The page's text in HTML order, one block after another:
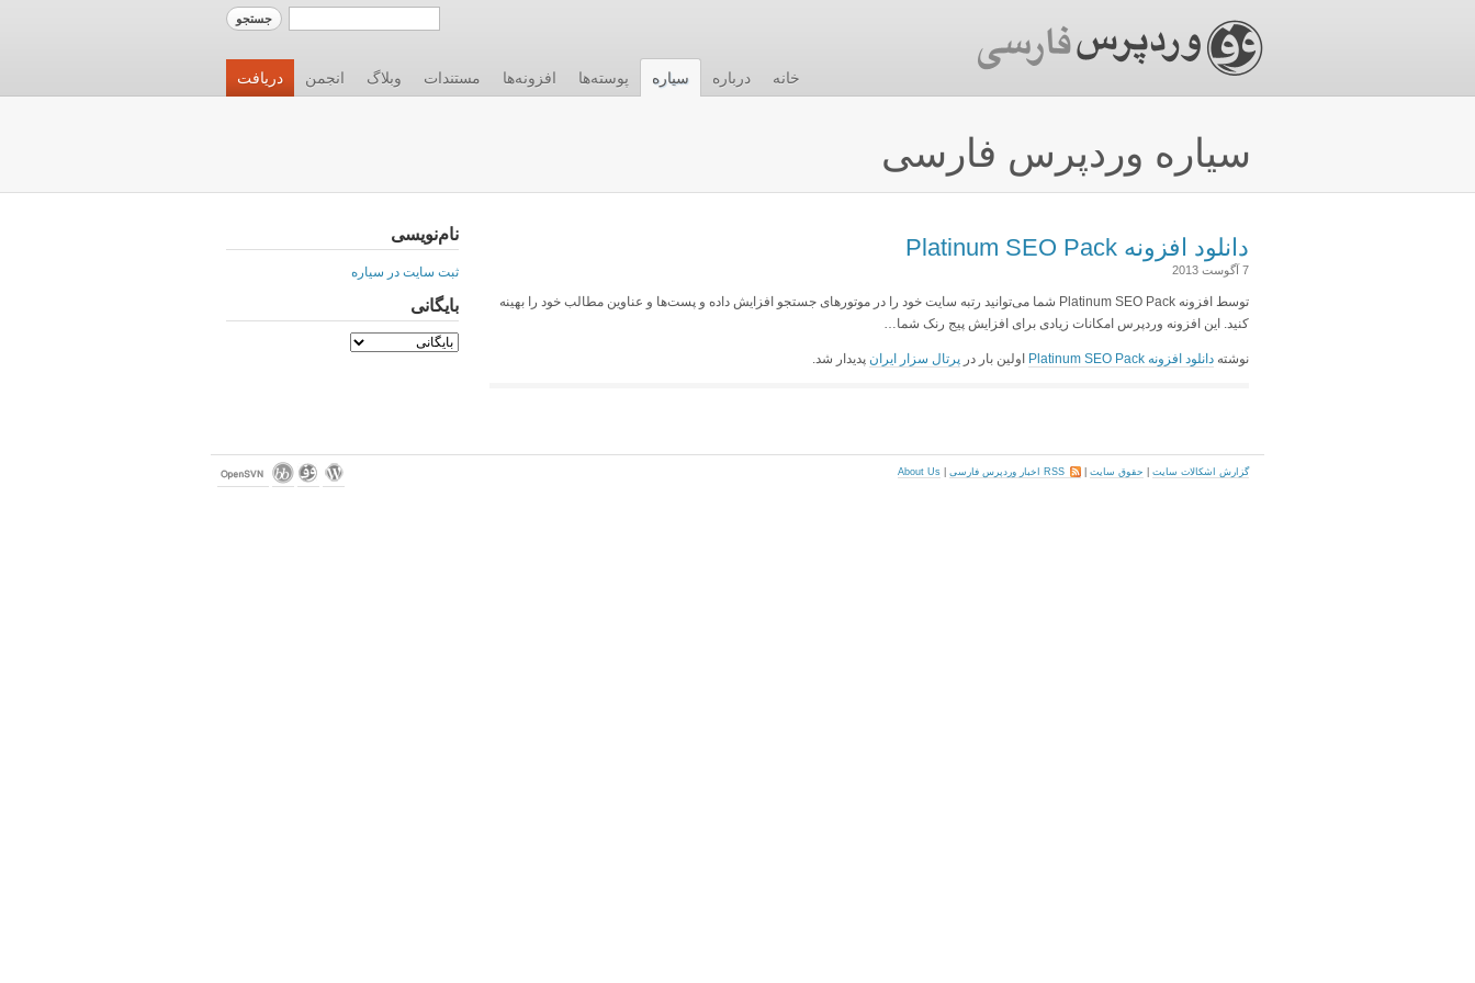
دریافت انجمن وبلاگ مستندات افزونه‌ها پوسته‌ها سیاره درباره خانه
سیاره وردپرس فارسی
دانلود افزونه Platinum SEO Pack
7 آگوست 2013
توسط افزونه Platinum SEO Pack شما می‌توانید رتبه سایت خود را در موتورهای جستجو افزایش داده و پست‌ها و عناوین مطالب خود را بهینه
کنید. این افزونه وردپرس امکانات زیادی برای افزایش پیج رنک شما…
نوشته دانلود افزونه Platinum SEO Pack اولین بار در پرتال سزار ایران پدیدار شد.
نام‌نویسی
ثبت سایت در سیاره
بایگانی
گزارش اشکالات سایت حقوق سایت RSS اخبار وردپرس فارسی About Us